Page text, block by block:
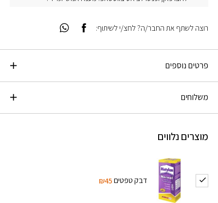
פרטים נוספים
משלוחים
מוצרים נלווים
דבק טפטים₪45
רוצה לשתף את החבר/ה? לחצ/י לשיתוף: